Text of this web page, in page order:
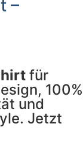
–
für
100%
und
Jetzt